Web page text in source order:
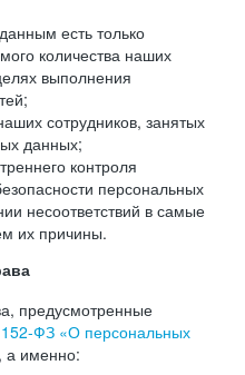
есть только
количества наших
выполнения
сотрудников, занятых
данных;
контроля
персональных
несоответствий в самые
их причины.
предусмотренные
152-ФЗ «О персональных
а именно: